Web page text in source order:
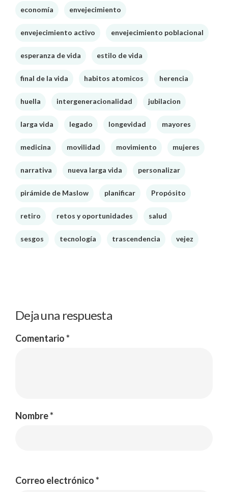
economía envejecimiento
envejecimiento activo envejecimiento poblacional
esperanza de vida estilo de vida
final de la vida habitos atomicos herencia
huella intergeneracionalidad jubilacion
larga vida legado longevidad mayores
medicina movilidad movimiento mujeres
narrativa nueva larga vida personalizar
pirámide de Maslow planificar Propósito
retiro retos y oportunidades salud
sesgos tecnología trascendencia vejez
Deja una respuesta
Comentario*
Nombre*
Correo electrónico*